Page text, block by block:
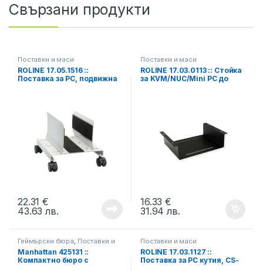
Свързани продукти
Поставки и маси
ROLINE 17.05.1516 ::
Поставка за РС, подвижна
22.31€
43.63лв.
Поставки и маси
ROLINE 17.03.0113 :: Стойка
за KVM/NUC/Mini PC до
16.33€
31.94лв.
Геймърски бюра, Поставки и
маси
Manhattan 425131 ::
Компактно бюро с
Поставки и маси
ROLINE 17.03.1127 ::
Поставка за PC кутия, CS-